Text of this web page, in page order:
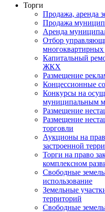
Торги
Продажа, аренда
Продажа
Аренда
Отбор
многоквартирных
Капитальный
ЖКХ
Размещение
Концессионные
Конкурсы на
муниципальным
Размещение
Размещение
торговли
Аукционы на
застроенной
Торги на право
комплексном
Свободные
использование
Земельные
территорий
Свободные